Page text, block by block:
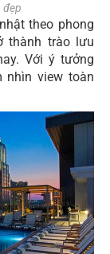
đẹp
theo phong
thành trào lưu
Với ý tưởng
nhìn view toàn